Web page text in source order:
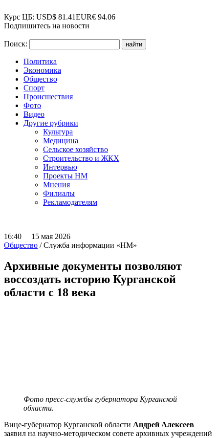
Курс ЦБ: USD$ 81.41EUR€ 94.06
Подпишитесь на новости
Поиск:
Политика
Экономика
Общество
Спорт
Происшествия
Фото
Видео
Другие рубрики
Культура
Медицина
Сельское хозяйство
Строительство и ЖКХ
Интервью
Проекты НМ
Мнения
Филиалы
Рекламодателям
16:40 15 мая 2026
Общество / Служба информации «НМ»
Архивные документы позволяют
воссоздать историю Курганской
области с 18 века
Фото пресс-службы губернатора Курганской
области.
Вице-губернатор Курганской области Андрей Алексеев
заявил на научно-методическом совете архивных учреждений